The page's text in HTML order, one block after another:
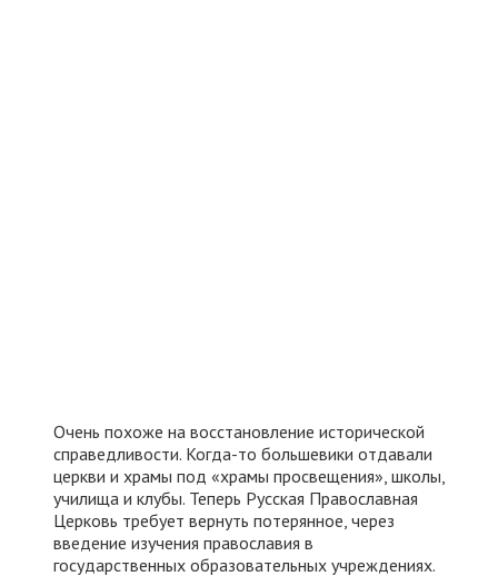
Очень похоже на восстановление исторической
справедливости. Когда-то большевики отдавали
церкви и храмы под «храмы просвещения», школы,
училища и клубы. Теперь Русская Православная
Церковь требует вернуть потерянное, через
введение изучения православия в
государственных образовательных учреждениях.